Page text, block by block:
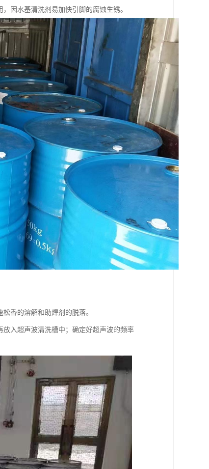
因水基清洗剂易加快引脚的腐蚀生锈。
香的溶解和助焊剂的脱落。
入超声波清洗槽中；确定好超声波的频率